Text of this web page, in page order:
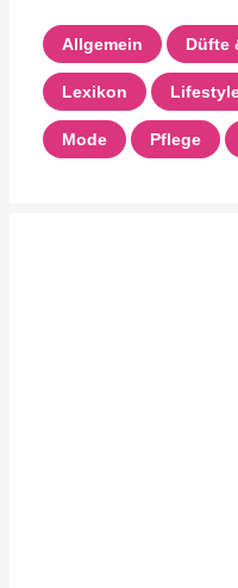
Allgemein Düfte
Lexikon
Mode Pflege